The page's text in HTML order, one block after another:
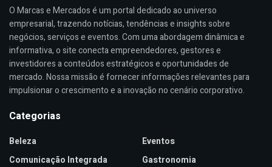
O Marcas e Mercados é um portal dedicado ao universo
empresarial, trazendo notícias, tendências e insights sobre
negócios, serviços e eventos. Com uma abordagem dinâmica e
informativa, o site conecta empreendedores, gestores e
investidores a conteúdos estratégicos e oportunidades de
mercado. Nossa missão é fornecer informações relevantes para
impulsionar o crescimento e a inovação no cenário corporativo.
Categorias
Beleza
Comunicação Integrada
Eventos
Gastronomia